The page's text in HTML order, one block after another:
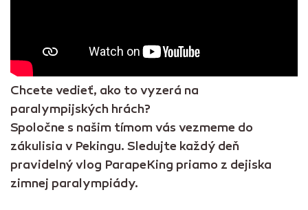
Chcete vedieť, ako to vyzerá na
paralympijských hrách?
Spoločne s našim tímom vás vezmeme do
zákulisia v Pekingu. Sledujte každý deň
pravidelný vlog ParapeKing priamo z dejiska
zimnej paralympiády.